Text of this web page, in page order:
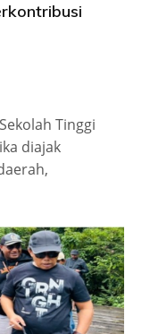
Tinggi
diajak